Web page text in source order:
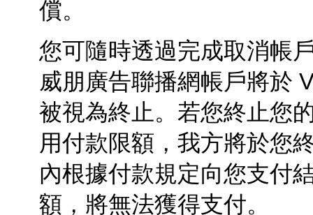
償。
您可隨時透過完成取消帳
威朋廣告聯播網帳戶將於
被視為終止。若您終止您
用付款限額，我方將於您
內根據付款規定向您支付
額，將無法獲得支付。